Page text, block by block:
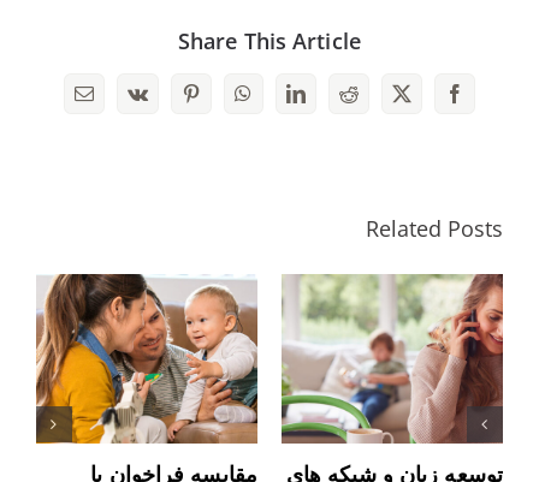
Share This Article
Facebook
X
Reddit
LinkedIn
WhatsApp
Pinterest
Vk
Email
Related Posts
توسعه زبان و شبکه های
مقایسه فراخوان با